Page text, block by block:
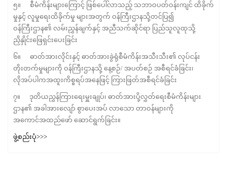
၅။ စီမံကိန်းများကြောင့် ဖြစ်ပေါ်လာသည့် သဘာဝပတ်ဝန်းကျင် ထိခိုက်
မှုနှင့် လူမှုရေးထိခိုက်မှု များအတွက် ဝန်ကြီးဌာနသို့တင်ပြ၍
ဝန်ကြီးဌာန၏ လမ်းညွှန်ချက်နှင့် အညီသက်ဆိုင်ရာ ပြည်သူလူထုသို့
ညှိနှိုင်းဖြေရှင်းပေးခြင်း
၆။ ဓာတ်အားလိုင်းနှင့် ဓာတ်အားခွဲရုံစီမံကိန်းအသီးသီး၏ လုပ်ငန်း
တိုးတက်မှုများကို ဝန်ကြီးဌာနသို့ နေ့စဉ်/ အပတ်စဉ် အစီရင်ခံခြင်း၊
လိုအပ်ပါကအထူးကိစ္စရပ်အနေဖြင့် ကြားဖြတ်အစီရင်ခံခြင်း
၇။ ဒုတိယညွှန်ကြားရေးမှူးချုပ်၊ ဓာတ်အားပို့လွှတ်ရေးစီမံကိန်းများ
ဌာန၏ အခါအားလျော် စွာပေးအပ် လာသော တာဝန်များကို
အကောင်အထည်ဖော် ဆောင်ရွက်ခြင်း။
ဖွဲ့စည်းပုံ>>>